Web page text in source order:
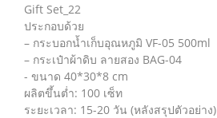
Gift Set_22
ประกอบด้วย
– กระบอกน้ำเก็บอุณหภูมิ VF-05 500ml
– กระเป๋าผ้าดิบ ลายสอง BAG-04
- ขนาด 40*30*8 cm
ผลิตขึ้นต่ำ: 100 เซ็ท
ระยะเวลา: 15-20 วัน (หลังสรุปตัวอย่าง)